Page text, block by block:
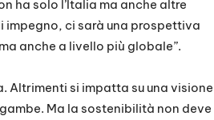
ha solo l’Italia ma anche altre
impegno, ci sarà una prospettiva
anche a livello più globale”.
Altrimenti si impatta su una visione
Ma la sostenibilità non deve